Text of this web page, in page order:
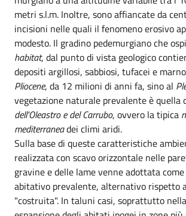
metri s.l.m. Inoltre, sono affiancate da
incisioni nelle quali il fenomeno erosivo
modesto. Il gradino pedemurgiano che
habitat, dal punto di vista geologico
depositi argillosi, sabbiosi, tufacei e
Pliocene, da 12 milioni di anni fa, sino al
vegetazione naturale prevalente è quella
dell'Oleastro e del Carrubo, ovvero la tipica
mediterraneadei climi aridi.
Sulla base di queste caratteristiche
realizzata con scavo orizzontale nelle
gravine e delle lame venne adottata
abitativo prevalente, alternativo rispetto
"costruita". In taluni casi, soprattutto